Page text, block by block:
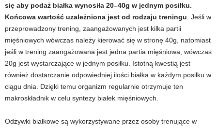
się aby podaż białka wynosiła 20–40g w jednym posiłku.
Końcowa wartość uzależniona jest od rodzaju treningu . Jeśli w
przeprowadzony trening, zaangażowanych jest kilka partii
mięśniowych wówczas należy kierować się w stronę 40g, natomiast
jeśli w trening zaangażowana jest jedna partia mięśniowa, wówczas
20g jest wystarczające w jednym posiłku. Istotną kwestią jest
również dostarczanie odpowiedniej ilości białka w każdym posiłku w
ciągu dnia. Dzięki temu organizm regularnie otrzymuje ten
makroskładnik w celu syntezy białek mięśniowych.
Odżywki białkowe są wykorzystywane przez osoby trenujące w